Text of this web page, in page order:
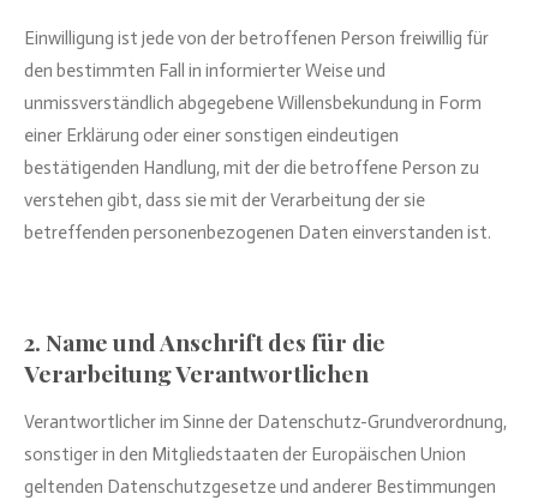
Einwilligung ist jede von der betroffenen Person freiwillig für
den bestimmten Fall in informierter Weise und
unmissverständlich abgegebene Willensbekundung in Form
einer Erklärung oder einer sonstigen eindeutigen
bestätigenden Handlung, mit der die betroffene Person zu
verstehen gibt, dass sie mit der Verarbeitung der sie
betreffenden personenbezogenen Daten einverstanden ist.
2. Name und Anschrift des für die
Verarbeitung Verantwortlichen
Verantwortlicher im Sinne der Datenschutz-Grundverordnung,
sonstiger in den Mitgliedstaaten der Europäischen Union
geltenden Datenschutzgesetze und anderer Bestimmungen